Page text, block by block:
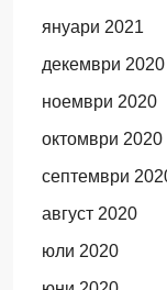
януари 2021
декември 2020
ноември 2020
октомври 2020
септември
август 2020
юли 2020